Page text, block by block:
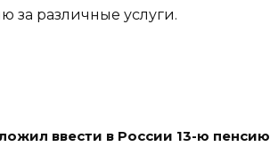
за различные услуги.
ввести в России 13-ю пенсию